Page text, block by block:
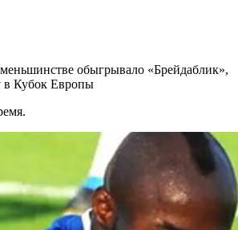
обыгрывало «Брейдаблик»,
в Кубок Европы